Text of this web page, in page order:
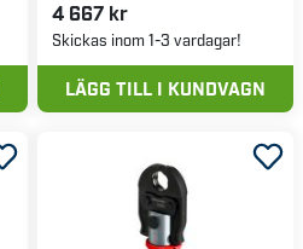
4 667 kr
Skickas inom 1-3 vardagar!
LÄGG TILL I KUNDVAGN